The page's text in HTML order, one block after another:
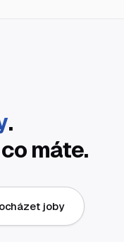
.
máte.
joby